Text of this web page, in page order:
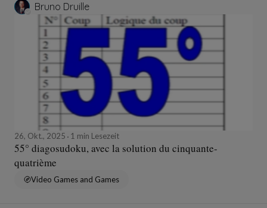
Bruno Druille
26, Okt., 2025 1 min Lesezeit
55° diagosudoku, avec la solution du cinquante-
quatrième
Video Games and Games